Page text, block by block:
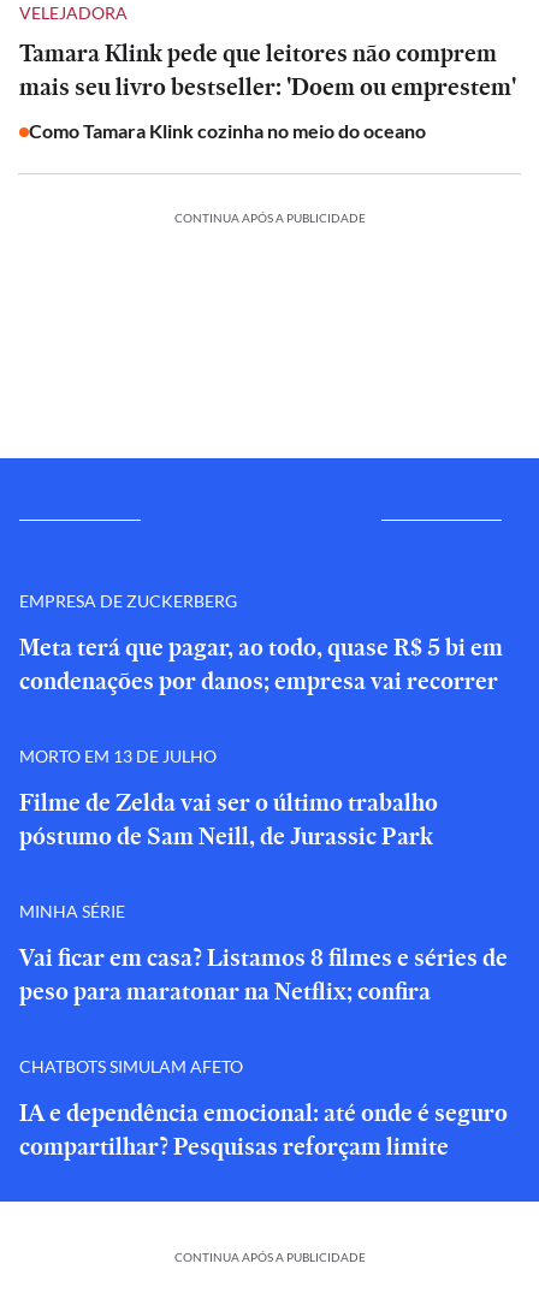
VELEJADORA
Tamara Klink pede que leitores não comprem
mais seu livro bestseller: 'Doem ou emprestem'
Como Tamara Klink cozinha no meio do oceano
CONTINUA APÓS A PUBLICIDADE
EMPRESA DE ZUCKERBERG
Meta terá que pagar, ao todo, quase R$ 5 bi em
condenações por danos; empresa vai recorrer
MORTO EM 13 DE JULHO
Filme de Zelda vai ser o último trabalho
póstumo de Sam Neill, de Jurassic Park
MINHA SÉRIE
Vai ficar em casa? Listamos 8 filmes e séries de
peso para maratonar na Netflix; confira
CHATBOTS SIMULAM AFETO
IA e dependência emocional: até onde é seguro
compartilhar? Pesquisas reforçam limite
CONTINUA APÓS A PUBLICIDADE